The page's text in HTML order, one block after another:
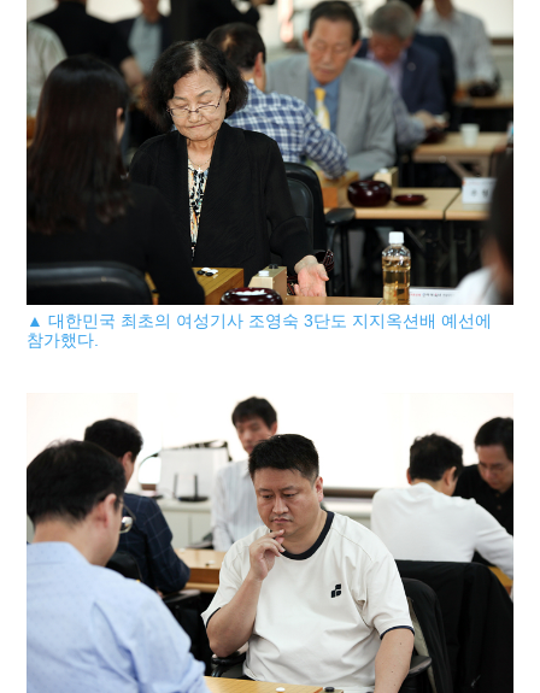
▲ 대한민국 최초의 여성기사 조영숙 3단도 지지옥션배 예선에
참가했다.